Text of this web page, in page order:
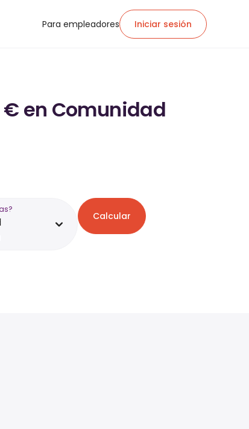
Para empleadores Iniciar sesión
€ en Comunidad
Calcular